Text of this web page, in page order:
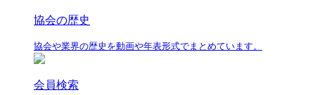
協会の歴史
協会や業界の歴史を動画や年表形式でまとめています。
会員検索